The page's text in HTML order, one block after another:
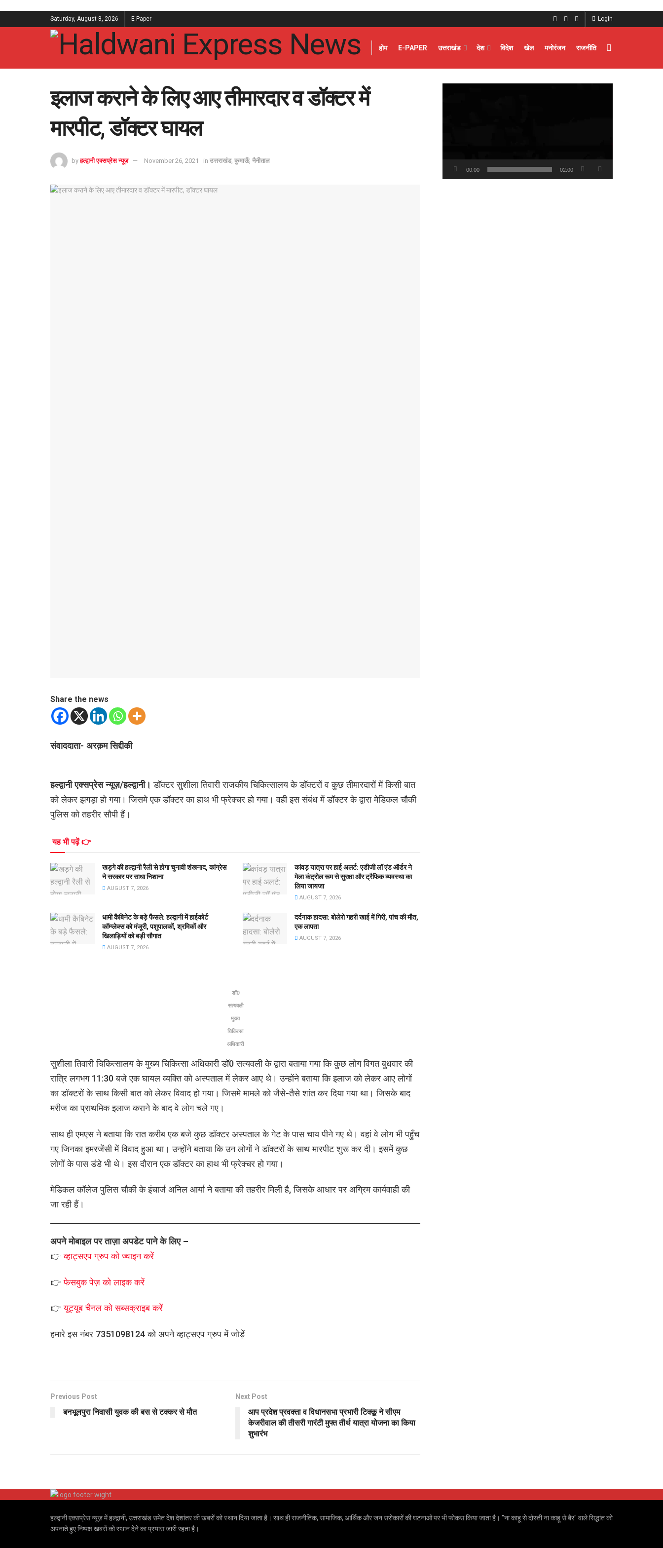
Saturday, August 8, 2026 E-Paper Login
होम E-PAPER उत्तराखंड देश विदेश खेल मनोरंजन राजनीति
इलाज कराने के लिए आए तीमारदार व डॉक्टर में
मारपीट, डॉक्टर घायल
by हल्द्वानी एक्सप्रेस न्यूज़ November 26, 2021 in उत्तराखंड, कुमाऊँ, नैनीताल
Share the news
संवाददाता- अरक़म सिद्दीकी
हल्द्वानी एक्सप्रेस न्यूज़/हल्द्वानी।डॉक्टर सुशीला तिवारी राजकीय चिकित्सालय के डॉक्टरों व कुछ तीमारदारों में किसी बात
को लेकर झगड़ा हो गया। जिसमे एक डॉक्टर का हाथ भी फ्रेक्चर हो गया। वही इस संबंध में डॉक्टर के द्वारा मेडिकल चौकी
पुलिस को तहरीर सौपी हैं।
यह भी पढ़ें 👉
खड़गे की हल्द्वानी रैली से होगा चुनावी शंखनाद, कांग्रेस
ने सरकार पर साधा निशाना
AUGUST 7, 2026
कांवड़ यात्रा पर हाई अलर्ट: एडीजी लॉ एंड ऑर्डर ने
मेला कंट्रोल रूम से सुरक्षा और ट्रैफिक व्यवस्था का
लिया जायजा
AUGUST 7, 2026
धामी कैबिनेट के बड़े फैसले: हल्द्वानी में हाईकोर्ट
कॉम्प्लेक्स को मंजूरी, पशुपालकों, श्रमिकों और
खिलाड़ियों को बड़ी सौगात
AUGUST 7, 2026
दर्दनाक हादसा: बोलेरो गहरी खाई में गिरी, पांच की मौत,
एक लापता
AUGUST 7, 2026
डॉ0
सत्यवली
मुख्य
चिकित्सा
अधिकारी
सुशीला तिवारी चिकित्सालय के मुख्य चिकित्सा अधिकारी डॉ0 सत्यवली के द्वारा बताया गया कि कुछ लोग विगत बुधवार की
रात्रि लगभग 11:30 बजे एक घायल व्यक्ति को अस्पताल में लेकर आए थे। उन्होंने बताया कि इलाज को लेकर आए लोगों
का डॉक्टरों के साथ किसी बात को लेकर विवाद हो गया। जिसमे मामले को जैसे-तैसे शांत कर दिया गया था। जिसके बाद
मरीज का प्राथमिक इलाज कराने के बाद वे लोग चले गए।
साथ ही एमएस ने बताया कि रात करीब एक बजे कुछ डॉक्टर अस्पताल के गेट के पास चाय पीने गए थे। वहां वे लोग भी पहुँच
गए जिनका इमरजेंसी में विवाद हुआ था। उन्होंने बताया कि उन लोगों ने डॉक्टरों के साथ मारपीट शुरू कर दी। इसमें कुछ
लोगों के पास डंडे भी थे। इस दौरान एक डॉक्टर का हाथ भी फ्रेक्चर हो गया।
मेडिकल कॉलेज पुलिस चौकी के इंचार्ज अनिल आर्या ने बताया की तहरीर मिली है, जिसके आधार पर अग्रिम कार्यवाही की
जा रही हैं।
अपने मोबाइल पर ताज़ा अपडेट पाने के लिए –
👉व्हाट्सएपग्रुप कोज्वाइन करें
👉फेसबुक पेज़ को लाइक करें
👉यूट्यूब चैनल को सब्सक्राइब करें
हमारे इस नंबर 7351098124 को अपने व्हाट्सएप ग्रुप में जोड़ें
Previous Post
बनभूलपुरा निवासी युवक की बस से टक्कर से मौत
Next Post
आप प्रदेश प्रवक्ता व विधानसभा प्रभारी टिक्कू ने सीएम
केजरीवाल की तीसरी गारंटी मुफ्त तीर्थ यात्रा योजना का किया
शुभारंभ
00:00 02:00
हल्द्वानी एक्सप्रेस न्यूज़ में हल्द्वानी, उत्तराखंड समेत देश देशांतर की खबरों को स्थान दिया जाता है। साथ ही राजनीतिक, सामाजिक, आर्थिक और जन सरोकारों की घटनाओं पर भी फोकस किया जाता है। "ना काहू से दोस्ती ना काहू से बैर" वाले सिद्धांत को
अपनाते हुए निष्पक्ष खबरों को स्थान देने का प्रयास जारी रहता है।